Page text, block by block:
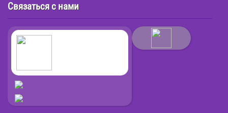
Связаться с нами